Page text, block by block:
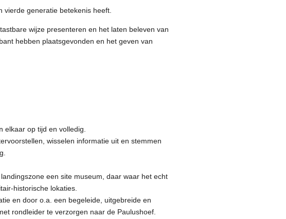
generatie betekenis heeft.
wijze presenteren en het laten beleven van
hebben plaatsgevonden en het geven van
elkaar op tijd en volledig.
wisselen informatie uit en stemmen
een site museum, daar waar het echt
historische lokaties.
en door o.a. een begeleide, uitgebreide en
rondleider te verzorgen naar de Paulushoef.